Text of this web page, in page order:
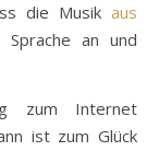
die Musik aus
an und
zum Internet
ist zum Glück